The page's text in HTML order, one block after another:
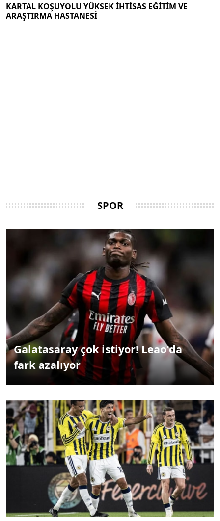
KARTAL KOŞUYOLU YÜKSEK İHTİSAS EĞİTİM VE
ARAŞTIRMA HASTANESİ
SPOR
Galatasaray çok istiyor! Leao'da
fark azalıyor